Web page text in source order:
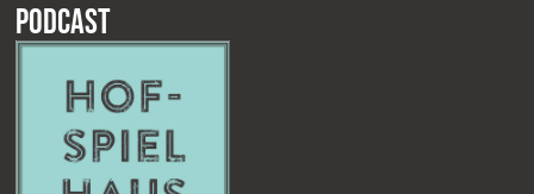
Podcast